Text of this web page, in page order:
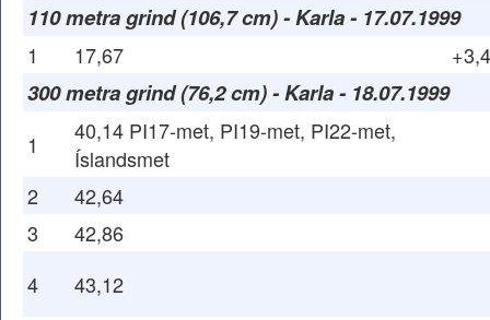
110 metra grind (106,7 cm) - Karla - 17.07.1999
1 17,67 +3,4
300 metra grind (76,2 cm) - Karla - 18.07.1999
1
40,14 PI17-met, PI19-met, PI22-met,
Íslandsmet
2
42,64
3
42,86
4
43,12